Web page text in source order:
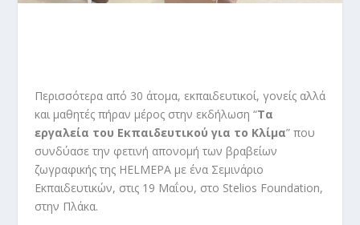
Περισσότερα από 30 άτομα, εκπαιδευτικοί, γονείς αλλά
και μαθητές πήραν μέρος στην εκδήλωση “Τα
εργαλεία του Εκπαιδευτικού για το Κλίμα” που
συνδύασε την φετινή απονομή των βραβείων
ζωγραφικής της HELMEPA με ένα Σεμινάριο
Εκπαιδευτικών, στις 19 Μαΐου, στο Stelios Foundation,
στην Πλάκα.